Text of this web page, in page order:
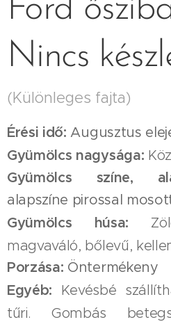
Ford
Nincs
(Különleges fajta)
Érési idő: Augusztus
Gyümölcs nagysága:
Gyümölcs színe,
alapszíne pirossal
Gyümölcs húsa:
magvaváló, bőlevű,
Porzása: Öntermékeny
Egyéb: Kevésbé
tűri. Gombás